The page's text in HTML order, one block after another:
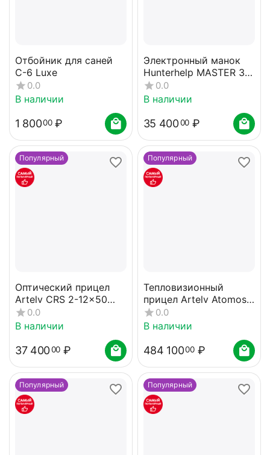
Отбойник для саней
C-6 Luxe
0.0
В наличии
1 80000 ₽
Электронный манок
Hunterhelp MASTER 3M
с динамиком Alfa
карта №4
0.0
В наличии
35 40000 ₽
Популярный
Оптический прицел
Artelv CRS 2-12x50
SFP 30мм
0.0
В наличии
37 40000 ₽
Популярный
Тепловизионный
прицел Artelv Atomos
2.9x 50мм 640x512
LRF
0.0
В наличии
484 10000 ₽
Популярный Популярный